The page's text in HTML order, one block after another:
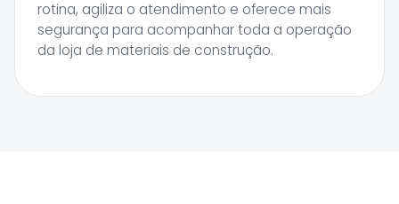
rotina, agiliza o atendimento e oferece mais
segurança para acompanhar toda a operação
da loja de materiais de construção.